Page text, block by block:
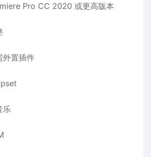
Pro CC 2020 或更高版本
外置插件
乐